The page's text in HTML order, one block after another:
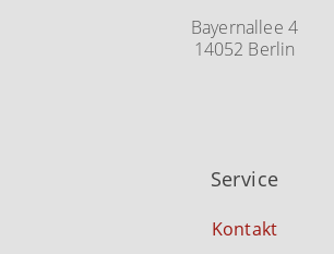
Top
Bayernallee 4
14052 Berlin
Service
Kontakt